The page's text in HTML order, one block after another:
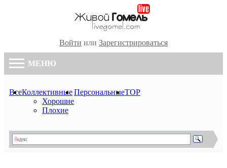
Войти или Зарегистрироваться
МЕНЮ
ВсеКоллективные
Хорошие
Плохие
ПерсональныеTOP